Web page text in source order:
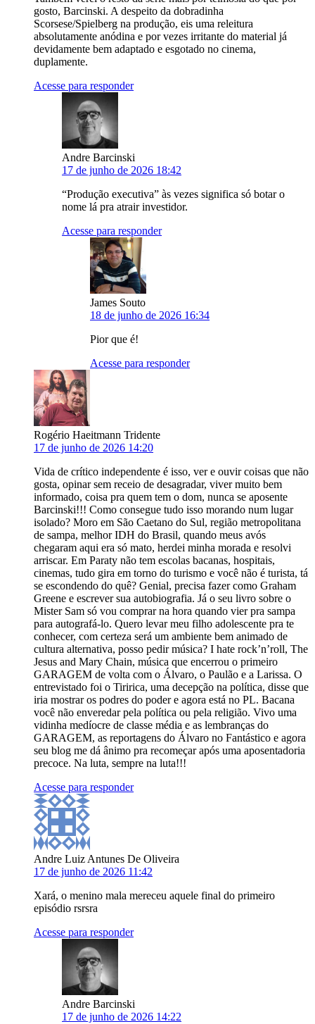
gosto, Barcinski. A despeito da dobradinha
Scorsese/Spielberg na produção, eis uma releitura
absolutamente anódina e por vezes irritante do material já
devidamente bem adaptado e esgotado no cinema,
duplamente.
Acesse para responder
Andre Barcinski
17 de junho de 2026 18:42
“Produção executiva” às vezes significa só botar o
nome lá pra atrair investidor.
Acesse para responder
James Souto
18 de junho de 2026 16:34
Pior que é!
Acesse para responder
Rogério Haeitmann Tridente
17 de junho de 2026 14:20
Vida de crítico independente é isso, ver e ouvir coisas que não
gosta, opinar sem receio de desagradar, viver muito bem
informado, coisa pra quem tem o dom, nunca se aposente
Barcinski!!! Como consegue tudo isso morando num lugar
isolado? Moro em São Caetano do Sul, região metropolitana
de sampa, melhor IDH do Brasil, quando meus avós
chegaram aqui era só mato, herdei minha morada e resolvi
arriscar. Em Paraty não tem escolas bacanas, hospitais,
cinemas, tudo gira em torno do turismo e você não é turista, tá
se escondendo do quê? Genial, precisa fazer como Graham
Greene e escrever sua autobiografia. Já o seu livro sobre o
Mister Sam só vou comprar na hora quando vier pra sampa
para autografá-lo. Quero levar meu filho adolescente pra te
conhecer, com certeza será um ambiente bem animado de
cultura alternativa, posso pedir música? I hate rock’n’roll, The
Jesus and Mary Chain, música que encerrou o primeiro
GARAGEM de volta com o Álvaro, o Paulão e a Larissa. O
entrevistado foi o Tiririca, uma decepção na política, disse que
iria mostrar os podres do poder e agora está no PL. Bacana
você não enveredar pela política ou pela religião. Vivo uma
vidinha medíocre de classe média e as lembranças do
GARAGEM, as reportagens do Álvaro no Fantástico e agora
seu blog me dá ânimo pra recomeçar após uma aposentadoria
precoce. Na luta, sempre na luta!!!
Acesse para responder
Andre Luiz Antunes De Oliveira
17 de junho de 2026 11:42
Xará, o menino mala mereceu aquele final do primeiro
episódio rsrsra
Acesse para responder
Andre Barcinski
17 de junho de 2026 14:22